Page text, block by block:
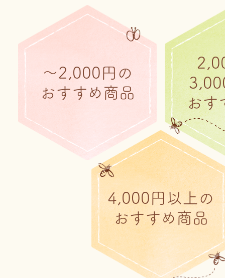
～2,000円の
おすすめ商品
おす
4,000円以上の
おすすめ商品